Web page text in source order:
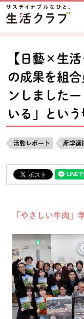
ページの先頭です。
本文へジャンプする。
ここからサイト内共
サイト内共通メニュ
サイト内共通メニュ
【日藝×生
の成果を組
ンしました
いる」とい
活動レポート 産学連
「やさしい牛肉」